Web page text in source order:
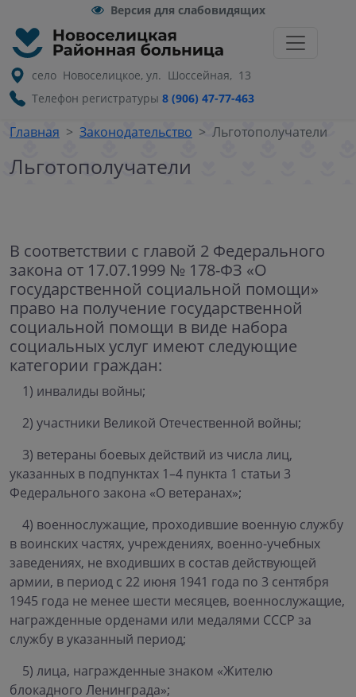
Версия для слабовидящих
село Новоселицкое, ул. Шоссейная, 13
Телефон регистратуры 8 (906) 47-77-463
Главная Законодательство Льготополучатели
Льготополучатели
В соответствии с главой 2 Федерального
закона от 17.07.1999 № 178-ФЗ «О
государственной социальной помощи»
право на получение государственной
социальной помощи в виде набора
социальных услуг имеют следующие
категории граждан:
1) инвалиды войны;
2) участники Великой Отечественной войны;
3) ветераны боевых действий из числа лиц,
указанных в подпунктах 1–4 пункта 1 статьи 3
Федерального закона «О ветеранах»;
4) военнослужащие, проходившие военную службу
в воинских частях, учреждениях, военно-учебных
заведениях, не входивших в состав действующей
армии, в период с 22 июня 1941 года по 3 сентября
1945 года не менее шести месяцев, военнослужащие,
награжденные орденами или медалями СССР за
службу в указанный период;
5) лица, награжденные знаком «Жителю
блокадного Ленинграда»;